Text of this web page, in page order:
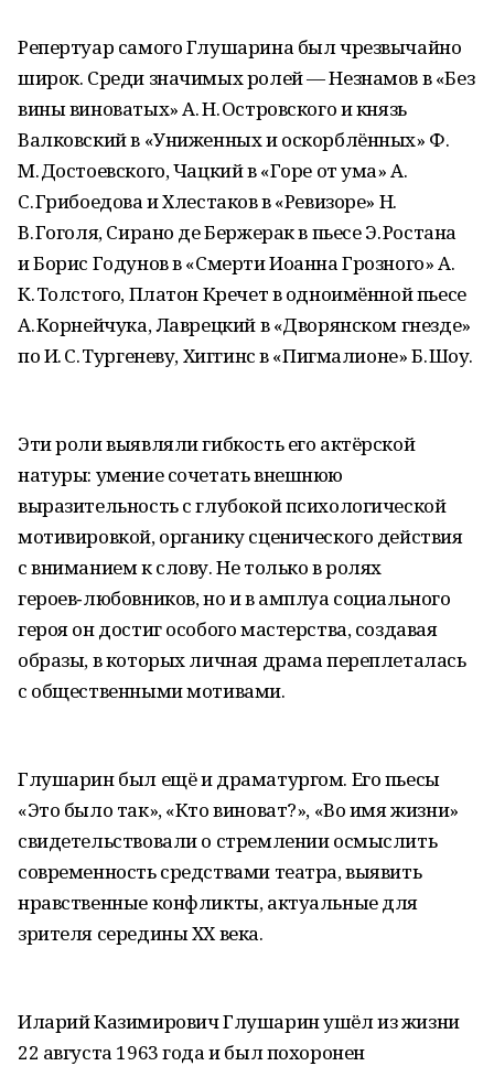
Репертуар самого Глушарина был чрезвычайно
широк. Среди значимых ролей — Незнамов в «Без
вины виноватых» А. Н. Островского и князь
Валковский в «Униженных и оскорблённых» Ф.
М. Достоевского, Чацкий в «Горе от ума» А.
С. Грибоедова и Хлестаков в «Ревизоре» Н.
В. Гоголя, Сирано де Бержерак в пьесе Э. Ростана
и Борис Годунов в «Смерти Иоанна Грозного» А.
К. Толстого, Платон Кречет в одноимённой пьесе
А. Корнейчука, Лаврецкий в «Дворянском гнезде»
по И. С. Тургеневу, Хиггинс в «Пигмалионе» Б. Шоу.
Эти роли выявляли гибкость его актёрской
натуры: умение сочетать внешнюю
выразительность с глубокой психологической
мотивировкой, органику сценического действия
с вниманием к слову. Не только в ролях
героев‑любовников, но и в амплуа социального
героя он достиг особого мастерства, создавая
образы, в которых личная драма переплеталась
с общественными мотивами.
Глушарин был ещё и драматургом. Его пьесы
«Это было так», «Кто виноват?», «Во имя жизни»
свидетельствовали о стремлении осмыслить
современность средствами театра, выявить
нравственные конфликты, актуальные для
зрителя середины ХХ века.
Иларий Казимирович Глушарин ушёл из жизни
22 августа 1963 года и был похоронен